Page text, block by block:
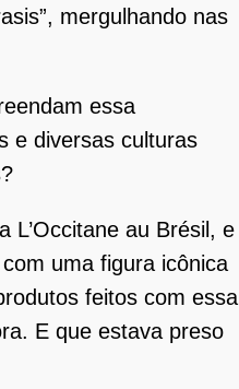
mergulhando nas
essa
e diversas culturas
L’Occitane au Brésil, e
uma figura icônica
feitos com essa
E que estava preso